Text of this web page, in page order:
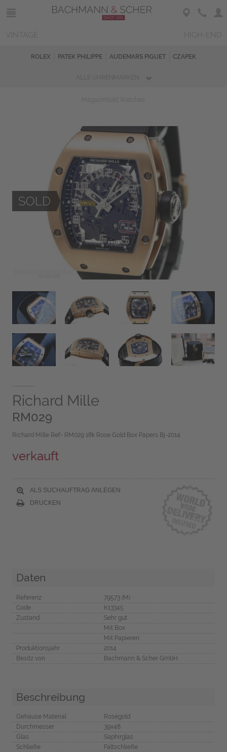
ROLEX PATEK PHILIPPE AUDEMARS PIGUET CZAPEK
Richard Mille
RM029
Richard Mille Ref- RM029 18k Rose Gold Box Papers Bj-2014
verkauft
ALS SUCHAUFTRAG ANLEGEN
DRUCKEN
Daten
Referenz
79573 (M)
Code
K13345
Zustand
Sehr gut
Mit Box
Mit Papieren
Produktionsjahr
2014
Besitz von
Bachmann & Scher GmbH
Beschreibung
Gehäuse Material
Roségold
Durchmesser
39x48
Glas
Saphirglas
Schließe
Faltschließe